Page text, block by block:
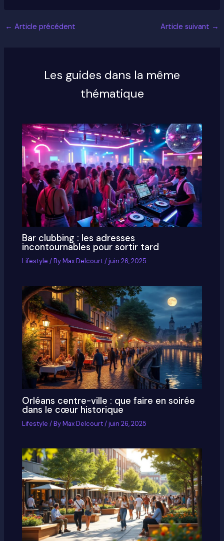
← Article précédent Article suivant →
Les guides dans la même
thématique
Bar clubbing : les adresses
incontournables pour sortir tard
Lifestyle / ByMax Delcourt/juin 26, 2025
Orléans centre-ville : que faire en soirée
dans le cœur historique
Lifestyle / ByMax Delcourt/juin 26, 2025